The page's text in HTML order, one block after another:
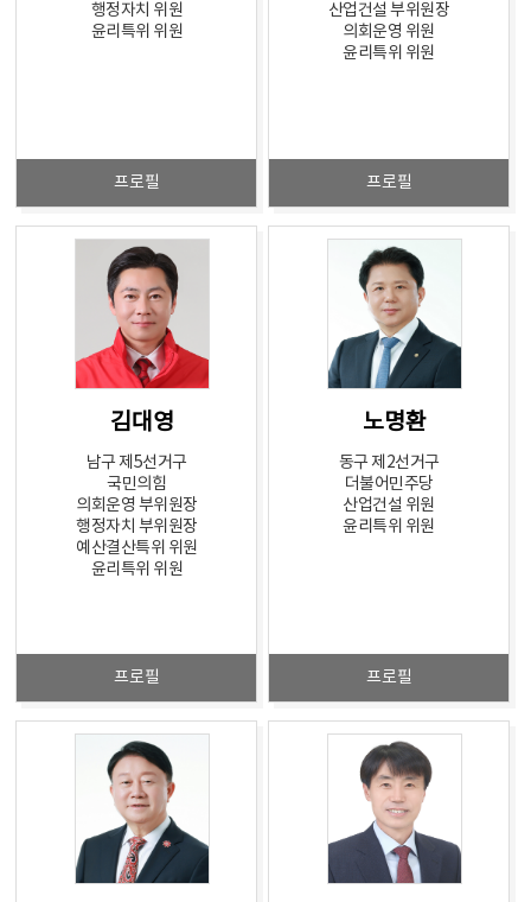
행정자치 위원
윤리특위 위원
프로필
산업건설 부위원장
의회운영 위원
윤리특위 위원
프로필
김대영
남구 제5선거구
국민의힘
의회운영 부위원장
행정자치 부위원장
예산결산특위 위원
윤리특위 위원
프로필
노명환
동구 제2선거구
더불어민주당
산업건설 위원
윤리특위 위원
프로필